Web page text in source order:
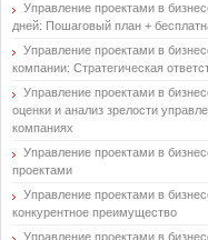
Управление проектами в
дней: Пошаговый план +
Управление проектами в
компании: Стратегическая
Управление проектами в
оценки и анализ зрелости
компаниях
Управление проектами в
проектами
Управление проектами в
конкурентное преимущество
Управление проектами в